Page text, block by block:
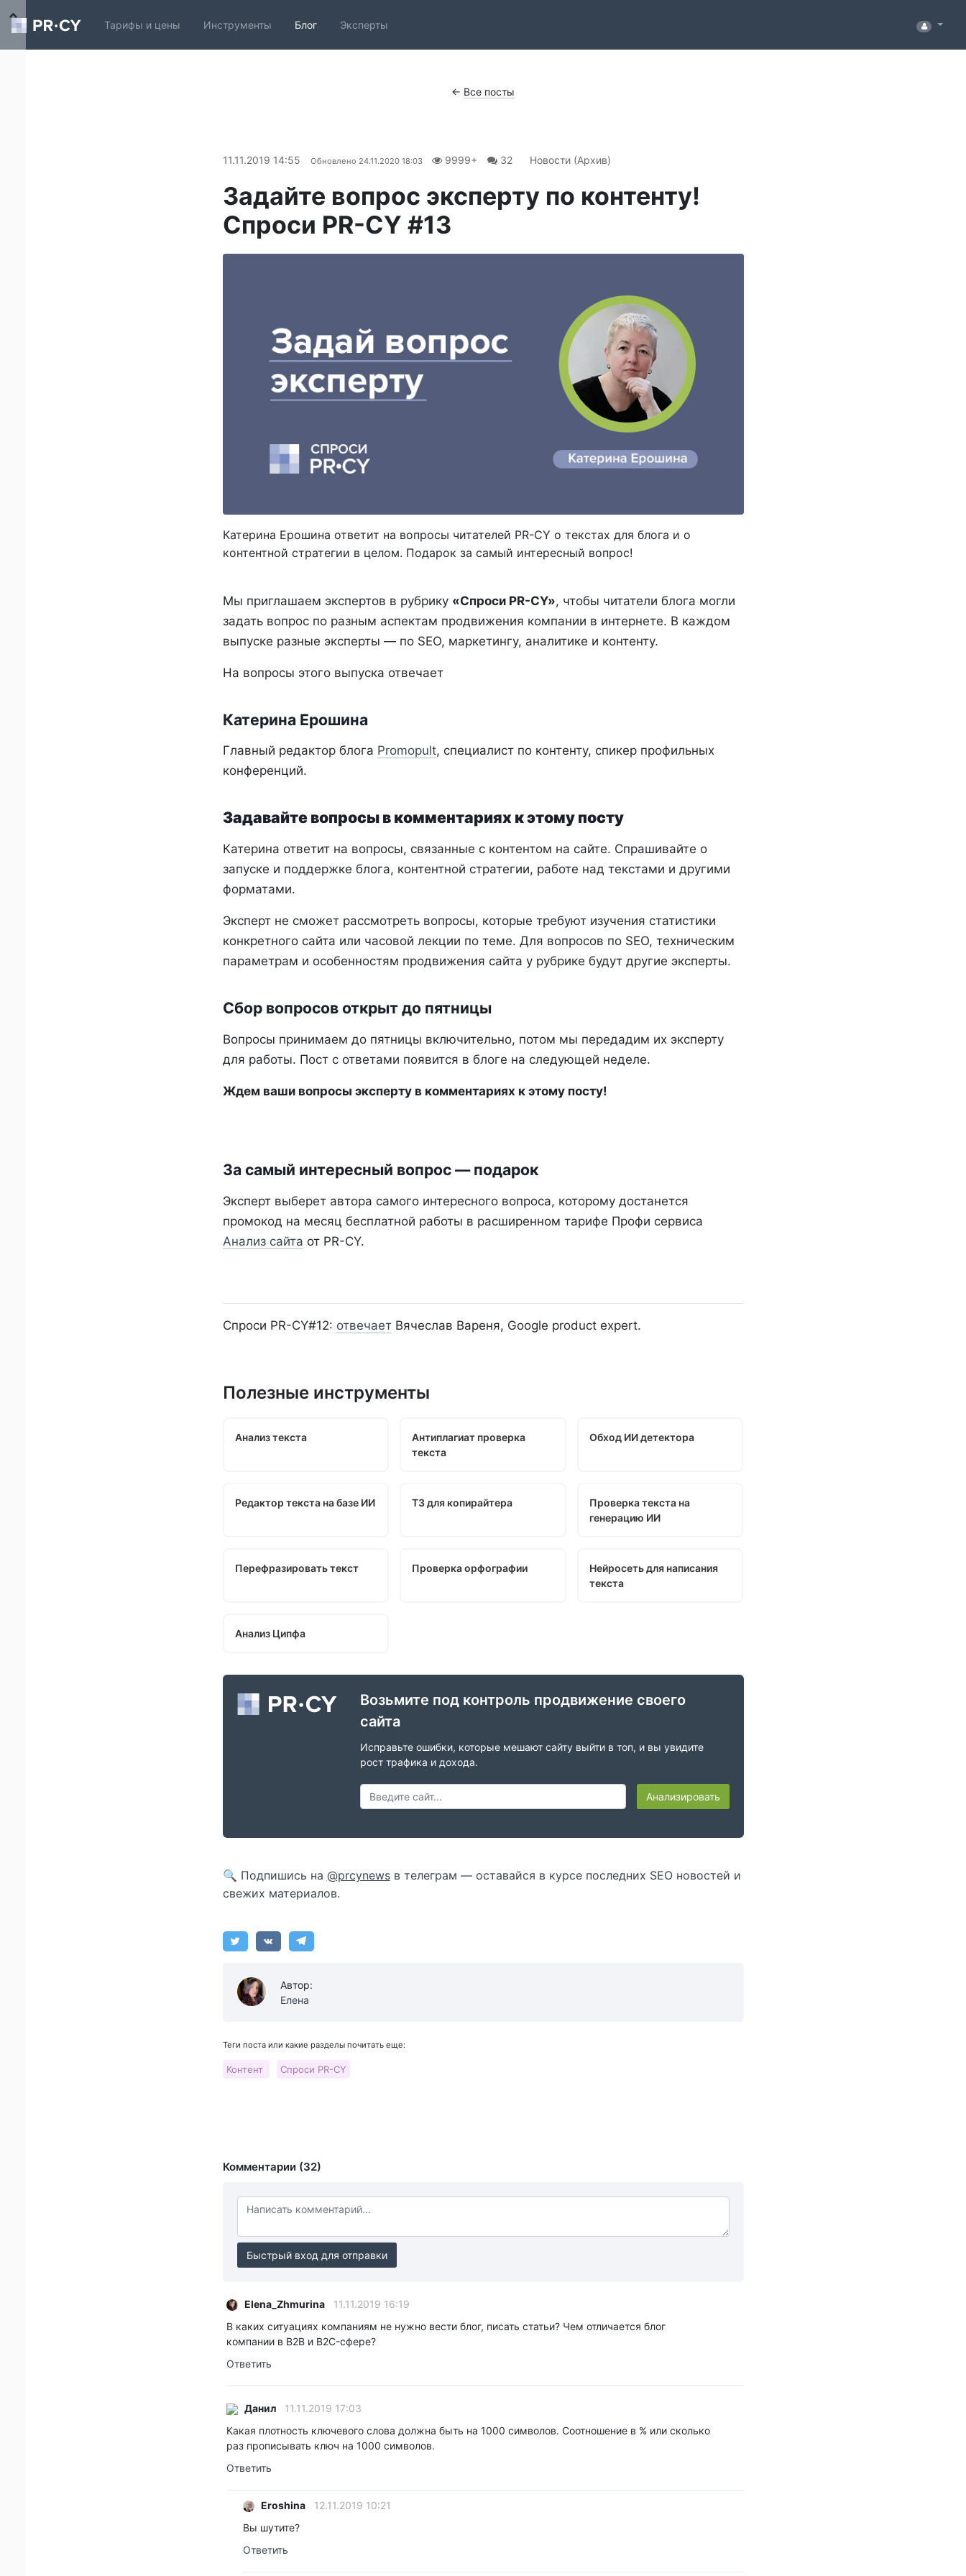
Тарифы и цены Инструменты Блог Эксперты
← Все посты
11.11.2019 14:55 Обновлено 24.11.2020 18:03 9999+ 32 Новости (Архив)
Задайте вопрос эксперту по контенту!
Спроси PR-CY #13
Катерина Ерошина ответит на вопросы читателей PR-CY о текстах для блога и о
контентной стратегии в целом. Подарок за самый интересный вопрос!
Мы приглашаем экспертов в рубрику «Спроси PR-CY», чтобы читатели блога могли
задать вопрос по разным аспектам продвижения компании в интернете. В каждом
выпуске разные эксперты — по SEO, маркетингу, аналитике и контенту.
На вопросы этого выпуска отвечает
Катерина Ерошина
Главный редактор блога Promopult, специалист по контенту, спикер профильных
конференций.
Задавайте вопросы в комментариях к этому посту
Катерина ответит на вопросы, связанные с контентом на сайте. Спрашивайте о
запуске и поддержке блога, контентной стратегии, работе над текстами и другими
форматами.
Эксперт не сможет рассмотреть вопросы, которые требуют изучения статистики
конкретного сайта или часовой лекции по теме. Для вопросов по SEO, техническим
параметрам и особенностям продвижения сайта у рубрике будут другие эксперты.
Сбор вопросов открыт до пятницы
Вопросы принимаем до пятницы включительно, потом мы передадим их эксперту
для работы. Пост с ответами появится в блоге на следующей неделе.
Ждем ваши вопросы эксперту в комментариях к этому посту!
За самый интересный вопрос — подарок
Эксперт выберет автора самого интересного вопроса, которому достанется
промокод на месяц бесплатной работы в расширенном тарифе Профи сервиса
Анализ сайта от PR-CY.
Спроси PR-CY#12: отвечаетВячеслав Вареня, Google product expert.
Полезные инструменты
Анализ текста
Антиплагиат проверка
текста
Обход ИИ детектора
Редактор текста на базе ИИ ТЗ для копирайтера
Проверка текста на
генерацию ИИ
Перефразировать текст Проверка орфографии
Нейросеть для написания
текста
Анализ Ципфа
Возьмите под контроль продвижение своего
сайта
Исправьте ошибки, которые мешают сайту выйти в топ, и вы увидите
рост трафика и дохода.
Анализировать
🔍 Подпишись на @prcynewsв телеграм — оставайся в курсе последних SEO новостей и
свежих материалов.
Автор:
Елена
Теги поста или какие разделы почитать еще:
Контент Спроси PR-CY
Комментарии (32)
Быстрый вход для отправки
Elena_Zhmurina
11.11.2019 16:19
В каких ситуациях компаниям не нужно вести блог, писать статьи? Чем отличается блог
компании в B2B и B2C-сфере?
Ответить
Данил
11.11.2019 17:03
Какая плотность ключевого слова должна быть на 1000 символов. Соотношение в % или сколько
раз прописывать ключ на 1000 символов.
Ответить
Eroshina
12.11.2019 10:21
Вы шутите?
Ответить